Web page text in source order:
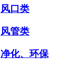
风口类
风管类
净化、环保